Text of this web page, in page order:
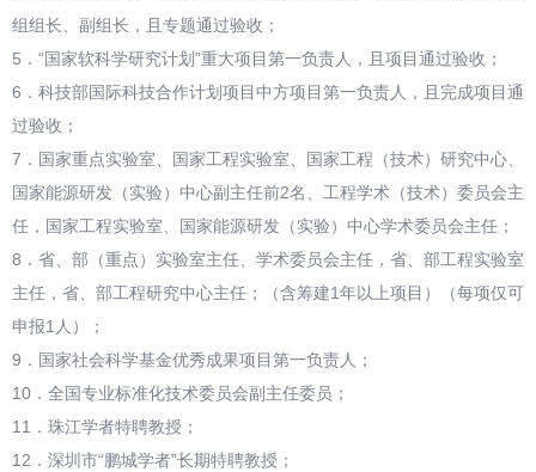
组组长、副组长，且专题通过验收；
5．“国家软科学研究计划”重大项目第一负责人，且项目通过验收；
6．科技部国际科技合作计划项目中方项目第一负责人，且完成项目通
过验收；
7．国家重点实验室、国家工程实验室、国家工程（技术）研究中心、
国家能源研发（实验）中心副主任前2名、工程学术（技术）委员会主
任，国家工程实验室、国家能源研发（实验）中心学术委员会主任；
8．省、部（重点）实验室主任、学术委员会主任，省、部工程实验室
主任，省、部工程研究中心主任；（含筹建1年以上项目）（每项仅可
申报1人）；
9．国家社会科学基金优秀成果项目第一负责人；
10．全国专业标准化技术委员会副主任委员；
11．珠江学者特聘教授；
12．深圳市“鹏城学者”长期特聘教授；